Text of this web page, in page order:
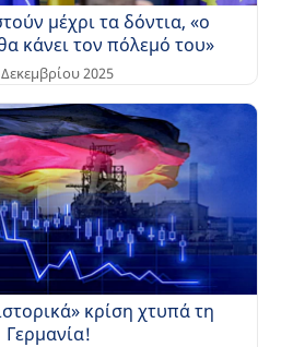
μέχρι τα δόντια, «ο
κάνει τον πόλεμό του»
2025
κρίση χτυπά τη
Γερμανία!